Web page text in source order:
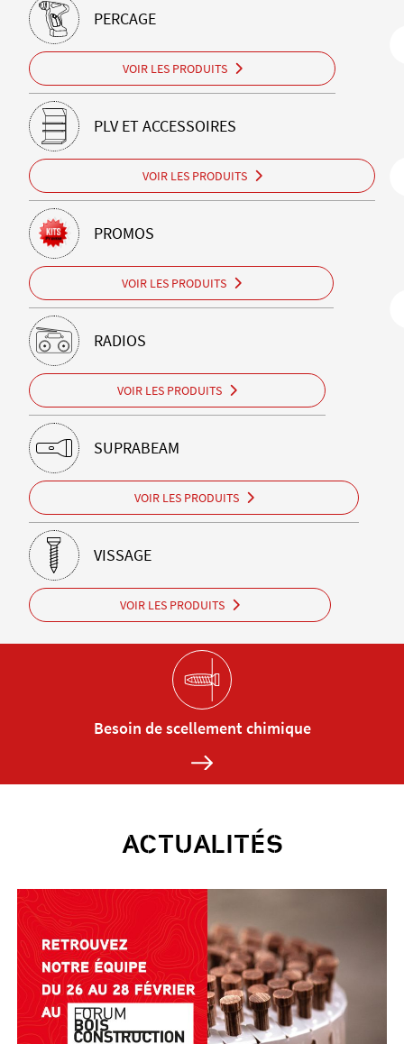
PERCAGE
VOIR LES PRODUITS
PLV ET ACCESSOIRES
VOIR LES PRODUITS
PROMOS
VOIR LES PRODUITS
RADIOS
VOIR LES PRODUITS
SUPRABEAM
VOIR LES PRODUITS
VISSAGE
VOIR LES PRODUITS
Besoin de scellement chimique
ACTUALITÉS